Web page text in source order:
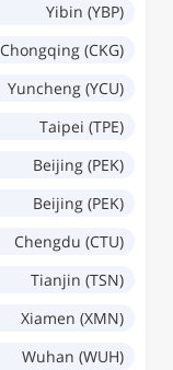
Yibin (YBP)
Chongqing (CKG)
Yuncheng (YCU)
Taipei (TPE)
Beijing (PEK)
Beijing (PEK)
Chengdu (CTU)
Tianjin (TSN)
Xiamen (XMN)
Wuhan (WUH)